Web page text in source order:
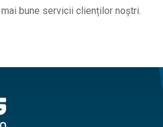
bune servicii clienților noștri.